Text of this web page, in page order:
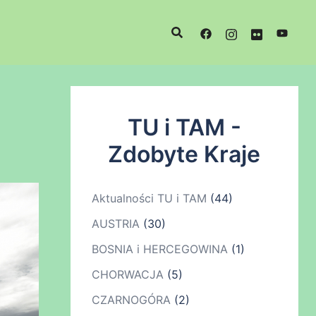
TU i TAM -
Zdobyte Kraje
Aktualności TU i TAM (44)
AUSTRIA(30)
BOSNIA i HERCEGOWINA(1)
CHORWACJA(5)
CZARNOGÓRA(2)